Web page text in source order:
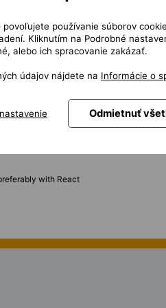
IDEA
as needed
necessary
deliver solutions
pipeline, and frontend application
with React
používanie súborov
Kliknutím na Podrobné
alebo ich spracovanie zakázať.
údajov nájdete na Informácie o
Odmietnuť